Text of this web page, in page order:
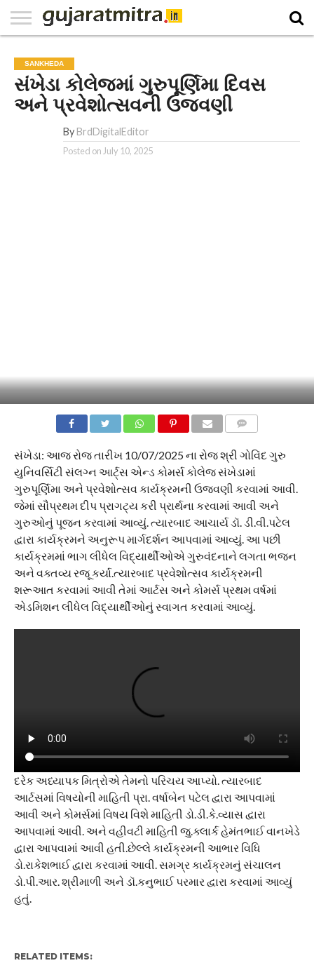
PAPER
NATIONAL
WORLD
BUSINESS
SPORTS
GUJARAT
OPINION
MORE
SANKHEDA
સંખેડા કોલેજમાં ગુરુપૂર્ણિમા દિવસ
અને પ્રવેશોત્સવની ઉજવણી
By BrdDigitalEditor
Posted on July 10, 2025
સંખેડા: આજ રોજ તારીખ 10/07/2025 ના રોજ શ્રી ગોવિંદ ગુરુ
યુનિવર્સિટી સંલગ્ન આર્ટ્સ એન્ડ કોમર્સ કોલેજ સંખેડામાં
ગુરુપૂર્ણિમા અને પ્રવેશોત્સવ કાર્યક્રમની ઉજવણી કરવામાં આવી.
જેમાં સૌપ્રથમ દીપ પ્રાગટ્ય કરી પ્રાર્થના કરવામાં આવી અને
ગુરુઓનું પૂજન કરવામાં આવ્યું. ત્યારબાદ આચાર્ય ડૉ. ડી.વી.પટેલ
દ્વારા કાર્યક્રમને અનુરૂપ માર્ગદર્શન આપવામાં આવ્યું. આ પછી
કાર્યક્રમમાં ભાગ લીધેલ વિદ્યાર્થીઓએ ગુરુવંદનાને લગતા ભજન
અને વક્તવ્ય રજૂ કર્યા.ત્યારબાદ પ્રવેશોત્સવ કાર્યક્રમની
શરૂઆત કરવામાં આવી તેમાં આર્ટસ અને કોમર્સ પ્રથમ વર્ષમાં
એડમિશન લીધેલ વિદ્યાર્થીઓનું સ્વાગત કરવામાં આવ્યું.
દરેક અધ્યાપક મિત્રોએ તેમનો પરિચય આપ્યો. ત્યારબાદ
આર્ટસમાં વિષયોની માહિતી પ્રા. વર્ષાબેન પટેલ દ્વારા આપવામાં
આવી અને કોમર્સમાં વિષય વિશે માહિતી ડો.ડી.કે.વ્યાસ દ્વારા
આપવામાં આવી. અને વહીવટી માહિતી જુ.ક્લાર્ક હેમંતભાઈ વાનખેડે
દ્વારા આપવામાં આવી હતી.છેલ્લે કાર્યક્રમની આભાર વિધિ
ડો.રાકેશભાઈ દ્વારા કરવામાં આવી. સમગ્ર કાર્યક્રમનું સંચાલન
ડો.પી.આર. શ્રીમાળી અને ડૉ.કનુભાઈ પરમાર દ્વારા કરવામાં આવ્યું
હતું.
RELATED ITEMS: